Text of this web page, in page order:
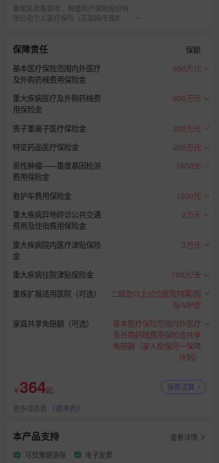
备案名及备案号：融盛财产保险股份有
限公司个人医疗保险（互联网专属B
保障责任
保额
基本医疗保险范围内外医疗
及外购药械费用保险金
600万元
重大疾病医疗及外购药械费
用保险金
600万元
质子重离子医疗保险金
300万元
特定药品医疗保险金
200万元
恶性肿瘤——重度基因检测
费用保险金
1500元
救护车费用保险金
1000元
重大疾病异地转诊公共交通
费用及住宿费用保险金
2万元
重大疾病院内医疗津贴保险
金
3万元
重大疾病住院津贴保险金
100元/天
重疾扩展适用医院（可选）
二级及以上公立医院特需/国
际/VIP部
家庭共享免赔额（可选）
基本医疗保险范围内外医疗
及外购药械费用保险金共享
免赔额（家人投保同一保障
计划）
￥ 364起 保费试算
更多请查看 《费率表》
本产品支持
查看详情
可犹豫期退保
电子发票